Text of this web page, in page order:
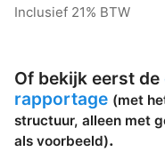
Inclusief 21% BTW
Of bekijk eerst de
rapportage (met
structuur, alleen met
als voorbeeld).